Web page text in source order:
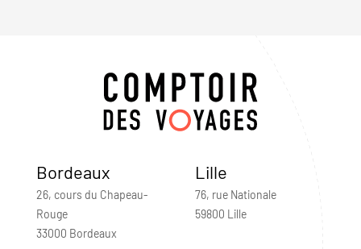
Bordeaux
26, cours du Chapeau-
Rouge
33000 Bordeaux
Lille
76, rue Nationale
59800 Lille